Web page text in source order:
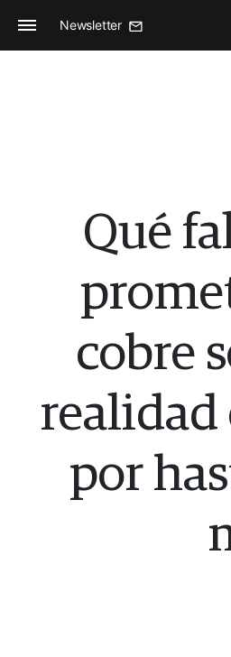
Newsletter
Qué
cobre
realidad
por